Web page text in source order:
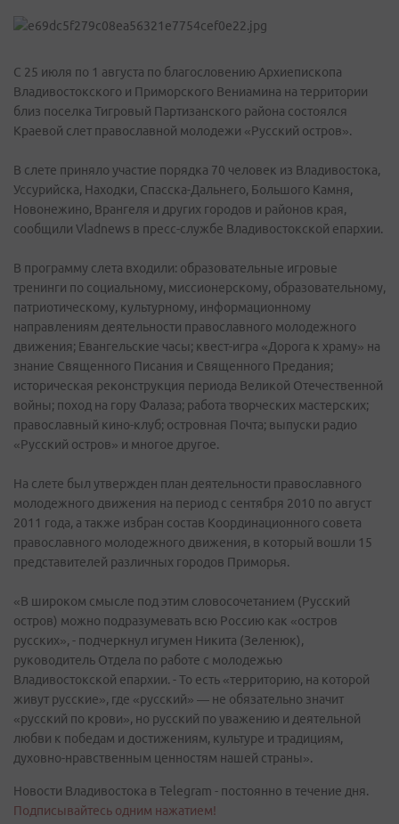
С 25 июля по 1 августа по благословению Архиепископа
Владивостокского и Приморского Вениамина на территории
близ поселка Тигровый Партизанского района состоялся
Краевой слет православной молодежи «Русский остров».
В слете приняло участие порядка 70 человек из Владивостока,
Уссурийска, Находки, Спасска-Дальнего, Большого Камня,
Новонежино, Врангеля и других городов и районов края,
сообщили Vladnews в пресс-службе Владивостокской епархии.
В программу слета входили: образовательные игровые
тренинги по социальному, миссионерскому, образовательному,
патриотическому, культурному, информационному
направлениям деятельности православного молодежного
движения; Евангельские часы; квест-игра «Дорога к храму» на
знание Священного Писания и Священного Предания;
историческая реконструкция периода Великой Отечественной
войны; поход на гору Фалаза; работа творческих мастерских;
православный кино-клуб; островная Почта; выпуски радио
«Русский остров» и многое другое.
На слете был утвержден план деятельности православного
молодежного движения на период с сентября 2010 по август
2011 года, а также избран состав Координационного совета
православного молодежного движения, в который вошли 15
представителей различных городов Приморья.
«В широком смысле под этим словосочетанием (Русский
остров) можно подразумевать всю Россию как «остров
русских», - подчеркнул игумен Никита (Зеленюк),
руководитель Отдела по работе с молодежью
Владивостокской епархии. - То есть «территорию, на которой
живут русские», где «русский» — не обязательно значит
«русский по крови», но русский по уважению и деятельной
любви к победам и достижениям, культуре и традициям,
духовно-нравственным ценностям нашей страны».
Новости Владивостока в Telegram - постоянно в течение дня.
Подписывайтесь одним нажатием!